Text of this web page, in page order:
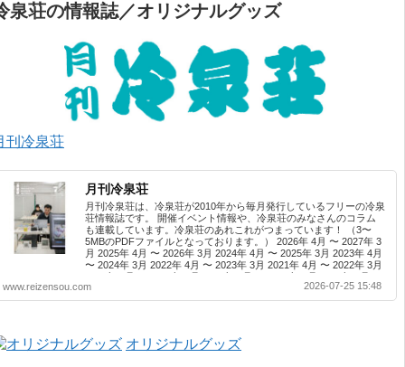
泉荘の情報誌／オリジナルグッズ
刊冷泉荘
月刊冷泉荘
月刊冷泉荘は、冷泉荘が2010年から毎月発行しているフリーの冷泉
荘情報誌です。 開催イベント情報や、冷泉荘のみなさんのコラム
も連載しています。冷泉荘のあれこれがつまっています！ （3〜
5MBのPDFファイルとなっております。） 2026年 4月 〜 2027年 3
月 2025年 4月 〜 2026年 3月 2024年 4月 〜 2025年 3月 2023年 4月
〜 2024年 3月 2022年 4月 〜 2023年 3月 2021年 4月 〜 2022年 3月
2019年 3月 2017年 4月 〜 2018年 3月 2016年 4月 〜 2017年 3月
2015年 4月 〜 2016年 3月 2014年 4月 〜 2015年 3月 2013...
www.reizensou.com 2026-07-25 15:48
オリジナルグッズ